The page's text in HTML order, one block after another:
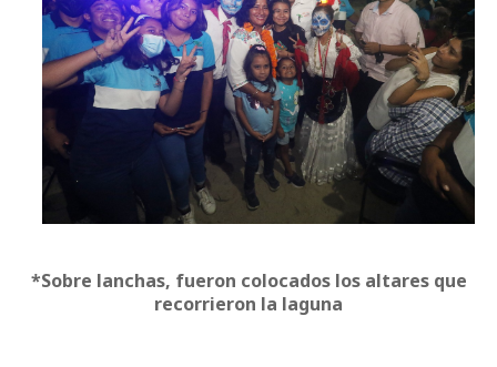
*Sobre lanchas, fueron colocados los altares que
recorrieron la laguna